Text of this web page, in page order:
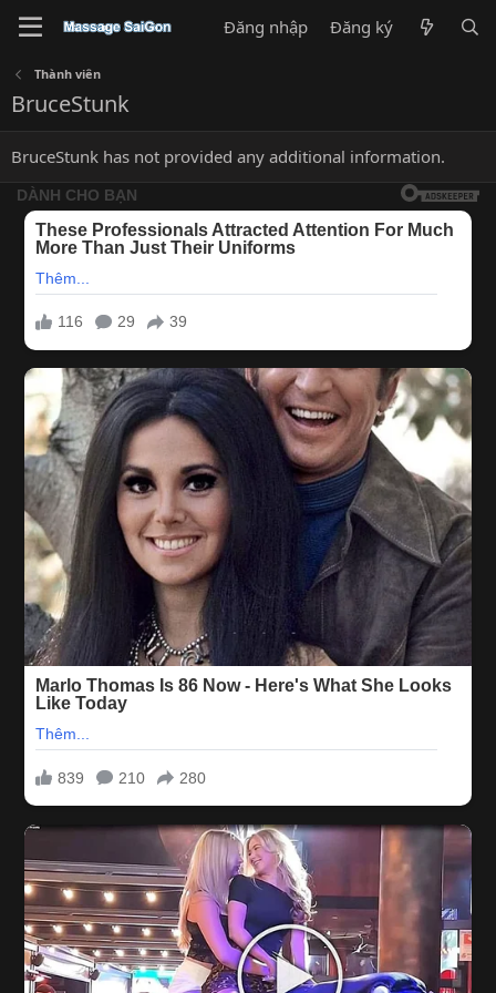
Đăng nhập Đăng ký
Thành viên
BruceStunk
BruceStunk has not provided any additional information.